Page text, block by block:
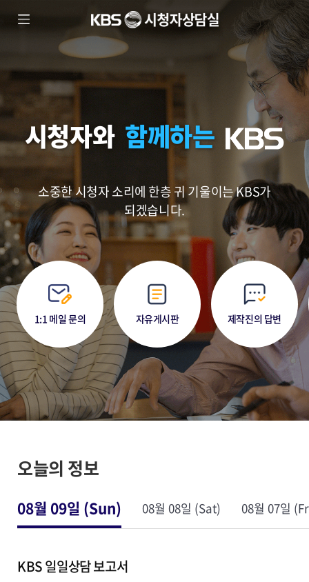
모바일
KBS
시청자상담실
시청자와 함께하는
소중한 시청자 소리에 한층 귀 기울이는 KBS가
되겠습니다.
1:1 메일 문의 자유게시판 제작진의 답변
오늘의 정보
08월 09일 (Sun) 08월 08일 (Sat) 08월 07일
KBS 일일상담 보고서